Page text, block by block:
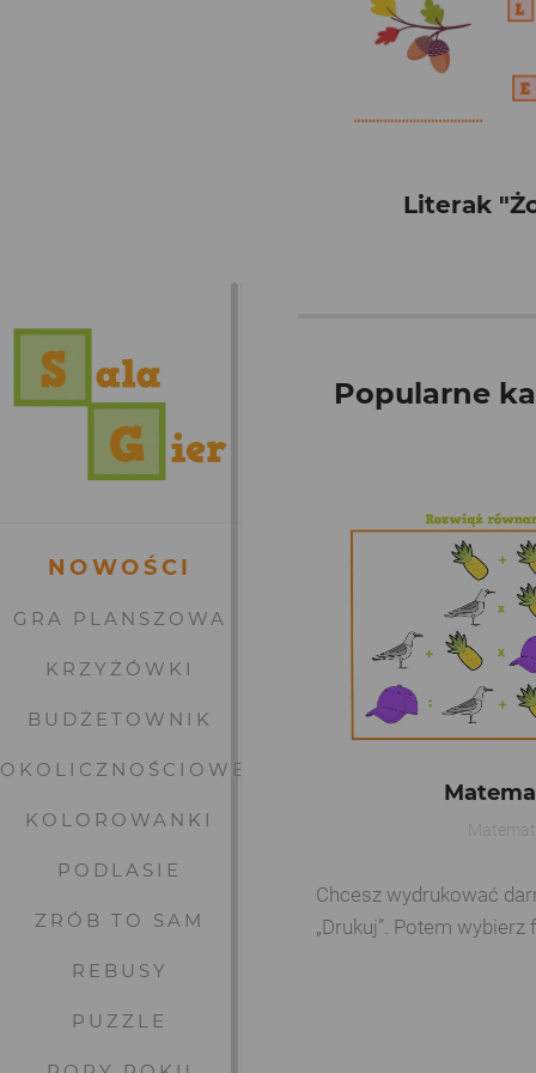
NOWOŚCI
GRA PLANSZOWA
KRZYŻÓWKI
BUDŻETOWNIK
OKOLICZNOŚCIOWE
KOLOROWANKI
PODLASIE
ZRÓB TO SAM
REBUSY
PUZZLE
Literak
Popularne
Chcesz wydrukować
„Drukuj”. Potem